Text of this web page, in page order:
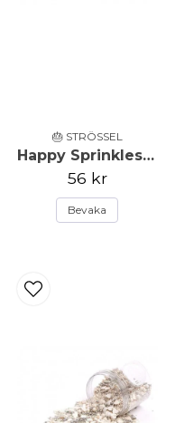
🎂 STRÖSSEL
Happy Sprinkles - Strössel - Rainbow Strands - 90g
56 kr
Bevaka